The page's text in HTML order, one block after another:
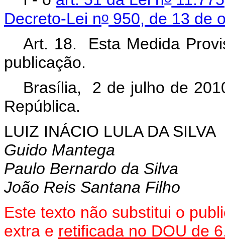
Decreto-Lei no 950, de 13 de
Art. 18. Esta Medida
publicação.
Brasília, 2 de julho de
República.
LUIZ INÁCIO LULA DA SILVA
Guido Mantega
Paulo Bernardo da Silva
João Reis Santana Filho
Este texto não substitui o
extra e retificada no DOU de